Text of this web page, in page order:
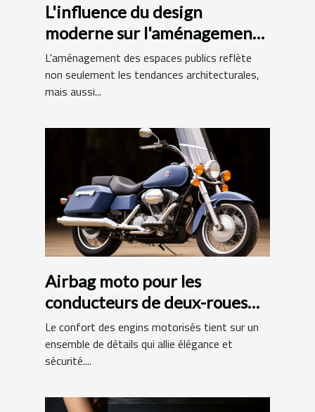
L'influence du design
moderne sur l'aménagement
des bibliothèques
municipales
L'aménagement des espaces publics reflète
non seulement les tendances architecturales,
mais aussi...
Airbag moto pour les
conducteurs de deux-roues
motorisés : quels avantages?
Le confort des engins motorisés tient sur un
ensemble de détails qui allie élégance et
sécurité....